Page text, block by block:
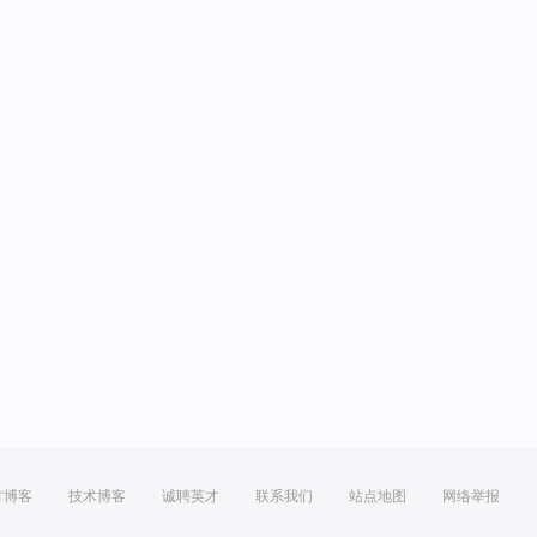
博客 技术博客 诚聘英才 联系我们 站点地图 网络举报